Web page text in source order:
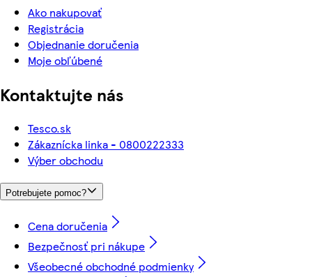
Ako nakupovať
Registrácia
Objednanie doručenia
Moje obľúbené
Kontaktujte nás
Tesco.sk
Zákaznícka linka - 0800222333
Výber obchodu
Potrebujete pomoc?
Cena doručenia
Bezpečnosť pri nákupe
Všeobecné obchodné podmienky